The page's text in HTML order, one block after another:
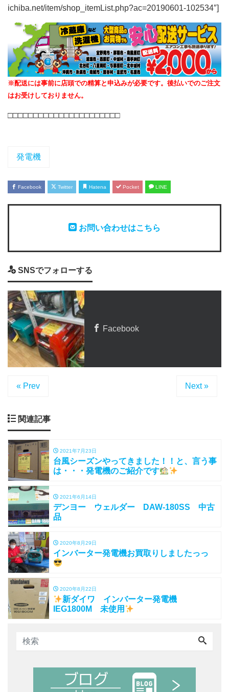
ichiba.net/item/shop_itemList.php?ac=20190601-102534″]
※配送には事前に店頭での精算と申込みが必要です。後払いでのご注文
はお受けしておりません。
□□□□□□□□□□□□□□□□□□□□□□
発電機
Facebook Twitter Hatena Pocket LINE
お問い合わせはこちら
SNSでフォローする
Facebook
« Prev Next »
関連記事
2021年7月23日
台風シーズンやってきました！！と、言う事
は・・・発電機のご紹介です
2021年6月14日
デンヨー ウェルダー DAW-180SS 中古
品
2020年8月29日
インバーター発電機お買取りしましたっっ
2020年8月22日
新ダイワ インバーター発電機
IEG1800M 未使用